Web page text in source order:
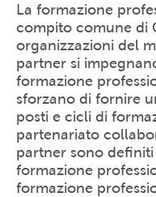
La formazione
compito comune di
organizzazioni del
partner si
formazione
sforzano di fornire
posti e cicli di
partenariato
partner sono
formazione
formazione